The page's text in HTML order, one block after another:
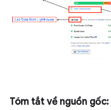
Tóm tắt về nguồn gốc: